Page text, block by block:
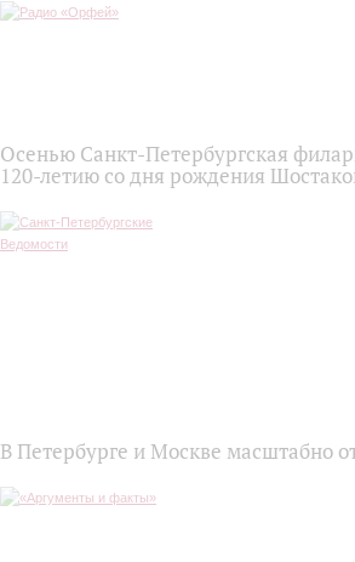
Осенью Санкт-Петербургская
120‑летию со дня рождения
В Петербурге и Москве масштабно